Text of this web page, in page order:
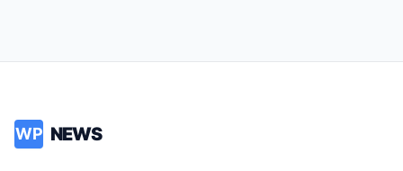
WP NEWS